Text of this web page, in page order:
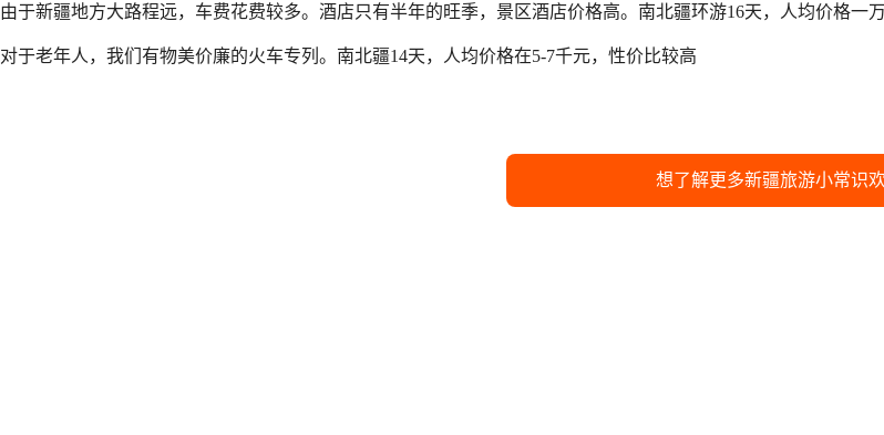
由于新疆地方大路程远，车费花费较多。酒店只有半年的旺季，景区酒店价格高。南北疆环游16天，人均价格
对于老年人，我们有物美价廉的火车专列。南北疆14天，人均价格在5-7千元，性价比较高
想了解更多新疆旅游小常识